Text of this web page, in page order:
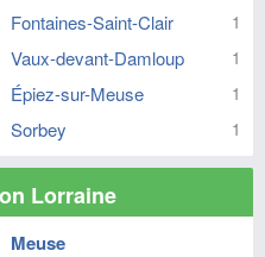
Fontaines-Saint-Clair 1
Vaux-devant-Damloup 1
Épiez-sur-Meuse 1
Sorbey 1
Lorraine
Meuse